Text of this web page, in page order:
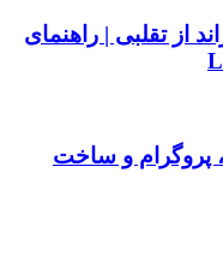
از تقلبی | راهنمای
پژو ۲۰۷؛ کپی، پروگرام و ساخت